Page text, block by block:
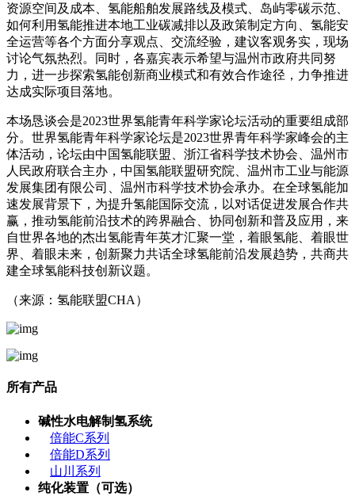
资源空间及成本、氢能船舶发展路线及模式、岛屿零碳示范、
如何利用氢能推进本地工业碳减排以及政策制定方向、氢能安
全运营等各个方面分享观点、交流经验，建议客观务实，现场
讨论气氛热烈。同时，各嘉宾表示希望与温州市政府共同努
力，进一步探索氢能创新商业模式和有效合作途径，力争推进
达成实际项目落地。
本场恳谈会是2023世界氢能青年科学家论坛活动的重要组成部
分。世界氢能青年科学家论坛是2023世界青年科学家峰会的主
体活动，论坛由中国氢能联盟、浙江省科学技术协会、温州市
人民政府联合主办，中国氢能联盟研究院、温州市工业与能源
发展集团有限公司、温州市科学技术协会承办。在全球氢能加
速发展背景下，为提升氢能国际交流，以对话促进发展合作共
赢，推动氢能前沿技术的跨界融合、协同创新和普及应用，来
自世界各地的杰出氢能青年英才汇聚一堂，着眼氢能、着眼世
界、着眼未来，创新聚力共话全球氢能前沿发展趋势，共商共
建全球氢能科技创新议题。
（来源：氢能联盟CHA）
所有产品
碱性水电解制氢系统
倍能C系列
倍能D系列
山川系列
纯化装置（可选）